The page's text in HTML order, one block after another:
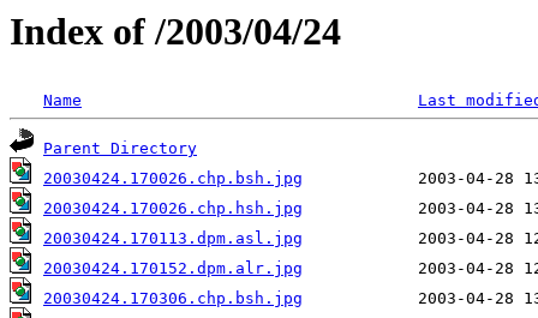
Index of /2003/04/24
Name Last
Parent Directory
20030424.170026.chp.bsh.jpg
20030424.170026.chp.hsh.jpg
20030424.170113.dpm.asl.jpg
20030424.170152.dpm.alr.jpg
20030424.170306.chp.bsh.jpg